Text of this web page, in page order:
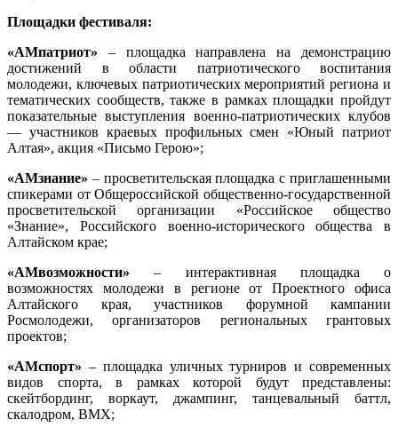
Площадки фестиваля:
«АМпатриот» – площадка направлена на демонстрацию
достижений в области патриотического воспитания
молодежи, ключевых патриотических мероприятий региона и
тематических сообществ, также в рамках площадки пройдут
показательные выступления военно-патриотических клубов
— участников краевых профильных смен «Юный патриот
Алтая», акция «Письмо Герою»;
«АМзнание» – просветительская площадка с приглашенными
спикерами от Общероссийской общественно-государственной
просветительской организации «Российское общество
«Знание», Российского военно-исторического общества в
Алтайском крае;
«АМвозможности» – интерактивная площадка о
возможностях молодежи в регионе от Проектного офиса
Алтайского края, участников форумной кампании
Росмолодежи, организаторов региональных грантовых
проектов;
«АМспорт» – площадка уличных турниров и современных
видов спорта, в рамках которой будут представлены:
скейтбординг, воркаут, джампинг, танцевальный баттл,
скалодром, BMX;